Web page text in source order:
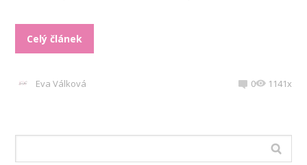
Celý článek
Eva Válková 0 1141x